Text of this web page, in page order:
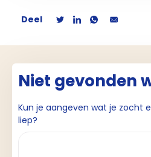
Deel
Niet gevonden
Kun je aangeven wat je zocht
liep?